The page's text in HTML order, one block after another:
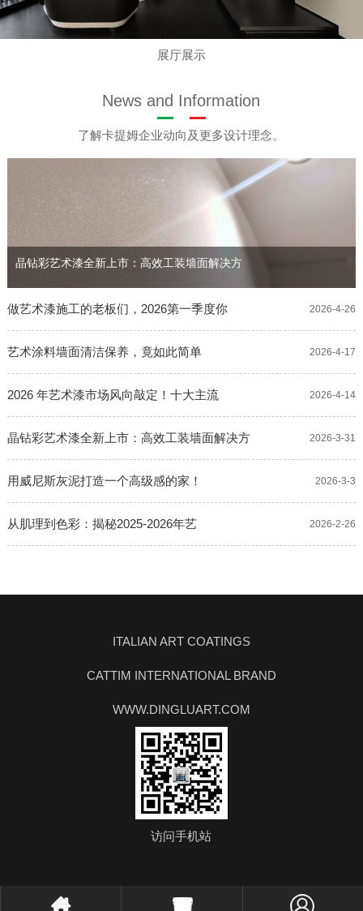
展厅展示
News and Information
了解卡提姆企业动向及更多设计理念。
晶钻彩艺术漆全新上市：高效工装墙面解决方
2026-4-26
做艺术漆施工的老板们，2026第一季度你
2026-4-17
艺术涂料墙面清洁保养，竟如此简单
2026-4-14
2026 年艺术漆市场风向敲定！十大主流
2026-3-31
晶钻彩艺术漆全新上市：高效工装墙面解决方
2026-3-3
用威尼斯灰泥打造一个高级感的家！
2026-2-26
从肌理到色彩：揭秘2025-2026年艺
ITALIAN ART COATINGS
CATTIM INTERNATIONAL BRAND
WWW.DINGLUART.COM
访问手机站